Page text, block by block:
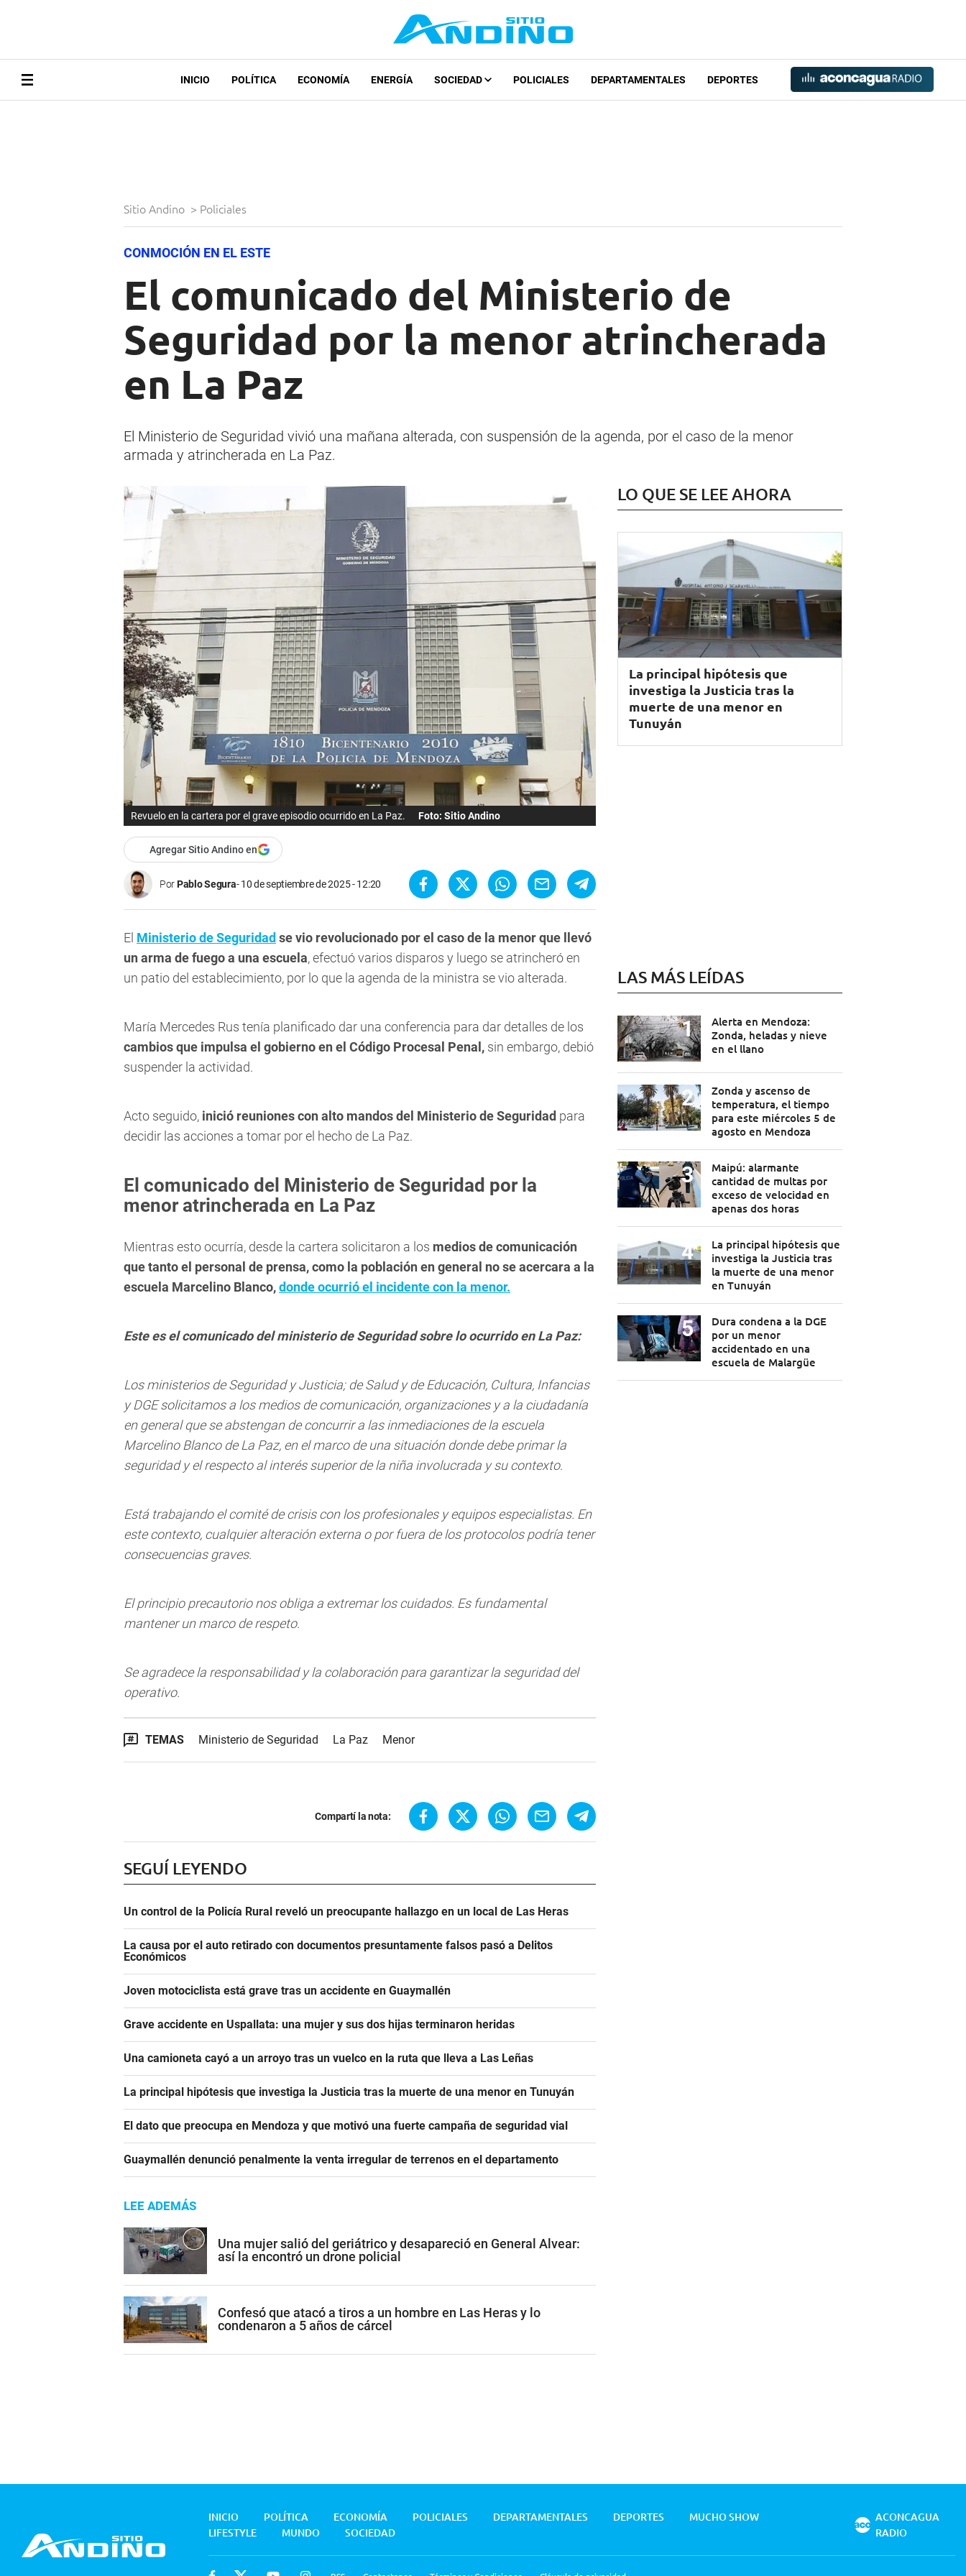
INICIO POLÍTICA ECONOMÍA ENERGÍA SOCIEDAD POLICIALES DEPARTAMENTALES DEPORTES
Sitio Andino > Policiales
CONMOCIÓN EN EL ESTE
El comunicado del Ministerio de
Seguridad por la menor atrincherada
en La Paz
El Ministerio de Seguridad vivió una mañana alterada, con suspensión de la agenda, por el caso de la menor
armada y atrincherada en La Paz.
Revuelo en la cartera por el grave episodio ocurrido en La Paz. Foto: Sitio Andino
Agregar Sitio Andino en
PorPablo Segura 10 de septiembre de 2025 - 12:20
El Ministerio de Seguridadse vio revolucionado por el caso de la menor que llevó
un arma de fuego a una escuela, efectuó varios disparos y luego se atrincheró en
un patio del establecimiento, por lo que la agenda de la ministra se vio alterada.
María Mercedes Rus tenía planificado dar una conferencia para dar detalles de los
cambios que impulsa el gobierno en el Código Procesal Penal, sin embargo, debió
suspender la actividad.
Acto seguido, inició reuniones con alto mandos del Ministerio de Seguridad para
decidir las acciones a tomar por el hecho de La Paz.
El comunicado del Ministerio de Seguridad por la
menor atrincherada en La Paz
Mientras esto ocurría, desde la cartera solicitaron a los medios de comunicación
que tanto el personal de prensa, como la población en general no se acercara a la
escuela Marcelino Blanco,donde ocurrió el incidente con la menor.
Este es el comunicado del ministerio de Seguridad sobre lo ocurrido en La Paz:
Los ministerios de Seguridad y Justicia; de Salud y de Educación, Cultura, Infancias
y DGE solicitamos a los medios de comunicación, organizaciones y a la ciudadanía
en general que se abstengan de concurrir a las inmediaciones de la escuela
Marcelino Blanco de La Paz, en el marco de una situación donde debe primar la
seguridad y el respecto al interés superior de la niña involucrada y su contexto.
Está trabajando el comité de crisis con los profesionales y equipos especialistas. En
este contexto, cualquier alteración externa o por fuera de los protocolos podría tener
consecuencias graves.
El principio precautorio nos obliga a extremar los cuidados. Es fundamental
mantener un marco de respeto.
Se agradece la responsabilidad y la colaboración para garantizar la seguridad del
operativo.
TEMAS Ministerio de Seguridad La Paz Menor
Compartí la nota:
SEGUÍ LEYENDO
Un control de la Policía Rural reveló un preocupante hallazgo en un local de Las Heras
La causa por el auto retirado con documentos presuntamente falsos pasó a Delitos
Económicos
Joven motociclista está grave tras un accidente en Guaymallén
Grave accidente en Uspallata: una mujer y sus dos hijas terminaron heridas
Una camioneta cayó a un arroyo tras un vuelco en la ruta que lleva a Las Leñas
La principal hipótesis que investiga la Justicia tras la muerte de una menor en Tunuyán
El dato que preocupa en Mendoza y que motivó una fuerte campaña de seguridad vial
Guaymallén denunció penalmente la venta irregular de terrenos en el departamento
LEE ADEMÁS
Una mujer salió del geriátrico y desapareció en General Alvear:
así la encontró un drone policial
Confesó que atacó a tiros a un hombre en Las Heras y lo
condenaron a 5 años de cárcel
LO QUE SE LEE AHORA
La principal hipótesis que
investiga la Justicia tras la
muerte de una menor en
Tunuyán
LAS MÁS LEÍDAS
Alerta en Mendoza:
Zonda, heladas y nieve
en el llano
Zonda y ascenso de
temperatura, el tiempo
para este miércoles 5 de
agosto en Mendoza
Maipú: alarmante
cantidad de multas por
exceso de velocidad en
apenas dos horas
La principal hipótesis que
investiga la Justicia tras
la muerte de una menor
en Tunuyán
Dura condena a la DGE
por un menor
accidentado en una
escuela de Malargüe
INICIO POLÍTICA ECONOMÍA POLICIALES DEPARTAMENTALES DEPORTES
MUCHO SHOW
LIFESTYLE
MUNDO SOCIEDAD
ACONCAGUA
RADIO